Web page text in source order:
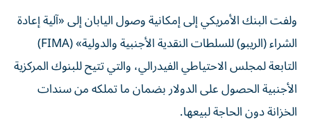
ولفت البنك الأمريكي إلى إمكانية وصول اليابان إلى «آلية إعادة
الشراء (الريبو) للسلطات النقدية الأجنبية والدولية» (FIMA)
التابعة لمجلس الاحتياطي الفيدرالي، والتي تتيح للبنوك المركزية
الأجنبية الحصول على الدولار بضمان ما تملكه من سندات
الخزانة دون الحاجة لبيعها.